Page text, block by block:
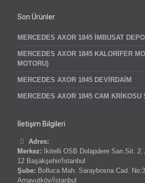
Son Ürünler
MERCEDES AXOR 1845 İMBUSAT
MERCEDES AXOR 1845 KALORİFER
MOTORU)
MERCEDES AXOR 1845 DEVİRDAİM
MERCEDES AXOR 1845 CAM KRİKOSU
İletişim Bilgileri
Adres:
Merkez: İkitelli OSB Dolapdere San.Sit.
12 Başakşehir/İstanbul
Şube: Bolluca Mah. Saraybosna Cad.
Arnavutköy/İstanbul